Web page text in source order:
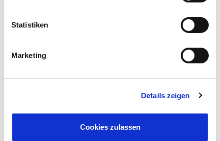
Statistiken
Marketing
Details zeigen
Cookies zulassen
Erdgeschosswohnung
56 m²